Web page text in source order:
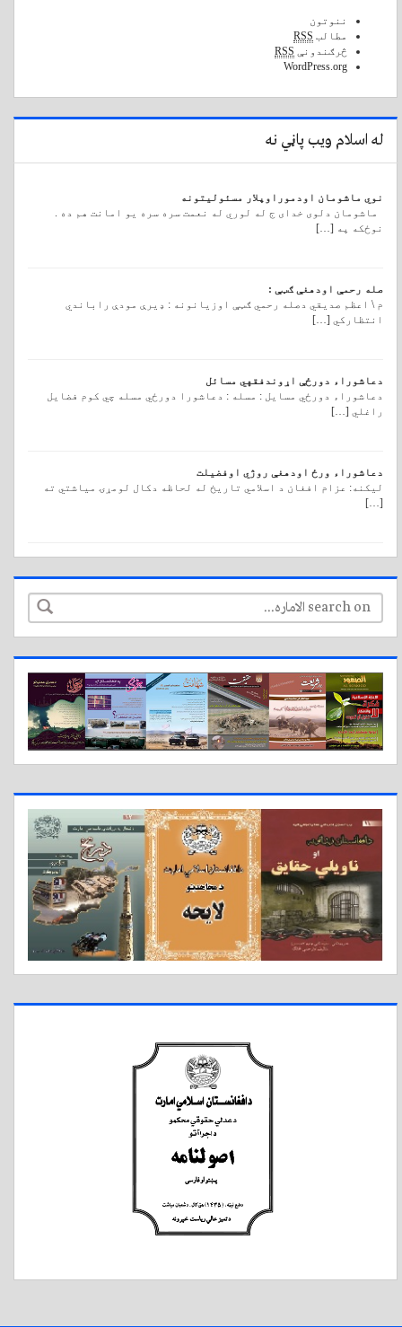
ننوتون
مطالب RSS
څرګندونې RSS
WordPress.org
له اسلام ویب پاڼي نه
نوي ماشومان اودموراوپلار مسئولیتونه
ماشومان دلوی خدای ج له لوري له نعمت سره سره یو امانت هم ده .
نوځکه په […]
صله رحمې اودهغې ګټې :
م \ اعظم صدیقي دصله رحمي ګټې اوزیانونه : ډیرې مودې راباندي
انتظارکي […]
دعاشوراء دورځې اړوندفقهي مسائل
دعاشوراء دورځي مسايل : مسله : دعاشورا دورځي مسله چي کوم فضایل
راغلي […]
دعاشوراء ورځ اودهغې روژي اوفضیلت
ليکنه: عزام افغان د اسلامي تاریخ له لحاظه دکال لومړۍ میاشتي ته
[…]